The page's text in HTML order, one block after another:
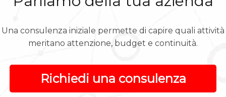
Una consulenza iniziale permette di capire quali attività
meritano attenzione, budget e continuità.
Richiedi una consulenza